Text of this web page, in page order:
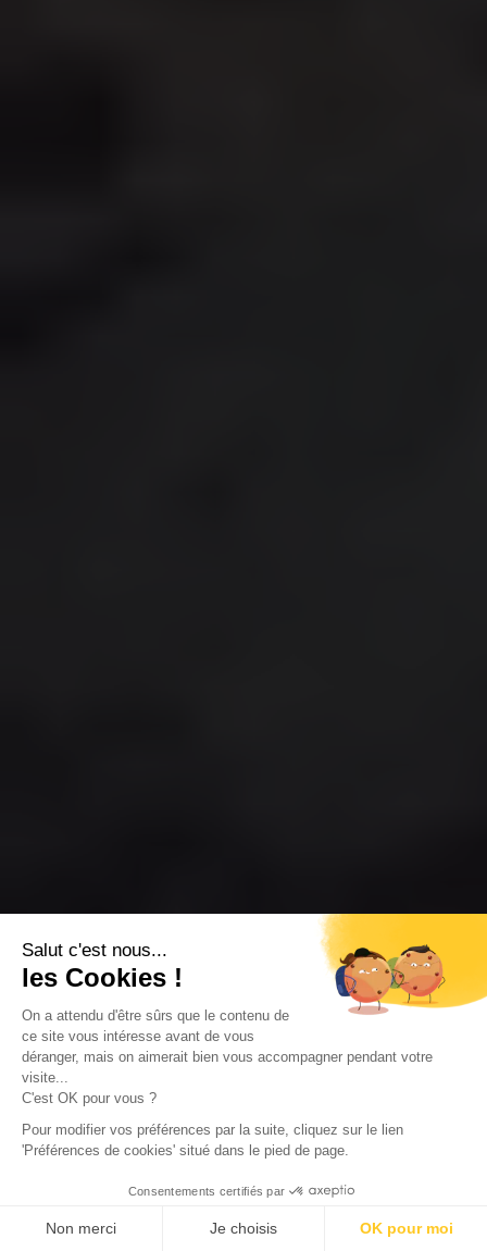
Salut c'est nous...
les Cookies !
On a attendu d'être sûrs que le contenu de
ce site vous intéresse avant de vous
déranger, mais on aimerait bien vous accompagner pendant votre
visite...
C'est OK pour vous ?
Pour modifier vos préférences par la suite, cliquez sur le lien
'Préférences de cookies' situé dans le pied de page.
Consentements certifiés par
Non merci Je choisis OK pour moi